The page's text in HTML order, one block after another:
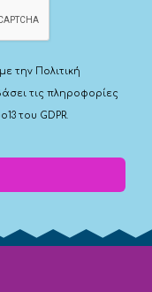
την Πολιτική
τις πληροφορίες
του GDPR.